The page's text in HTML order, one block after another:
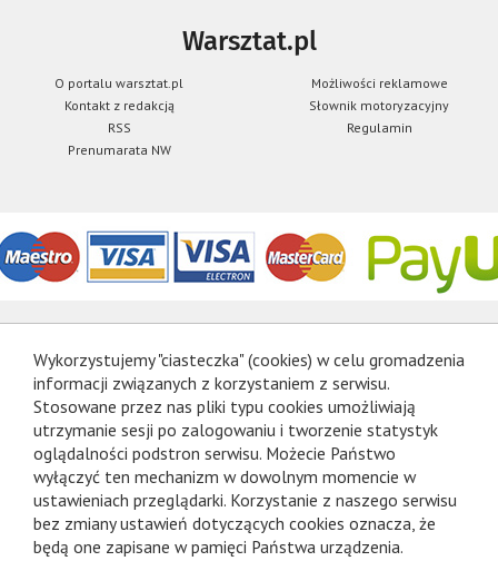
Warsztat.pl
O portalu warsztat.pl
Możliwości reklamowe
Kontakt z redakcją
Słownik motoryzacyjny
RSS
Regulamin
Prenumarata NW
Wykorzystujemy "ciasteczka" (cookies) w celu gromadzenia
informacji związanych z korzystaniem z serwisu.
Stosowane przez nas pliki typu cookies umożliwiają
utrzymanie sesji po zalogowaniu i tworzenie statystyk
oglądalności podstron serwisu. Możecie Państwo
wyłączyć ten mechanizm w dowolnym momencie w
ustawieniach przeglądarki. Korzystanie z naszego serwisu
bez zmiany ustawień dotyczących cookies oznacza, że
będą one zapisane w pamięci Państwa urządzenia.